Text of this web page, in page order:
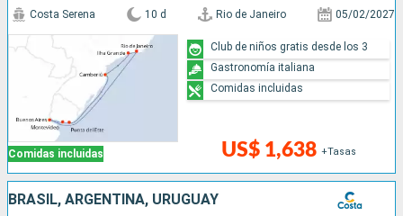
Comidas incluidas
Costa Serena 10 d Rio de Janeiro 05/02/2027
US$ 1,638 +Tasas
Club de niños gratis desde los 3
Gastronomía italiana
Comidas incluidas
BRASIL, ARGENTINA, URUGUAY